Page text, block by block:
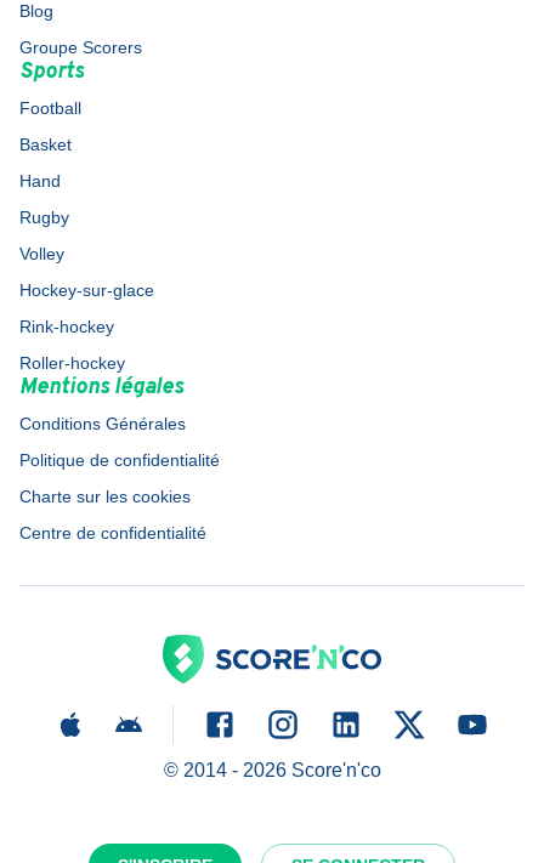
Blog
Groupe Scorers
Sports
Football
Basket
Hand
Rugby
Volley
Hockey-sur-glace
Rink-hockey
Roller-hockey
Mentions légales
Conditions Générales
Politique de confidentialité
Charte sur les cookies
Centre de confidentialité
© 2014 - 2026Score'n'co